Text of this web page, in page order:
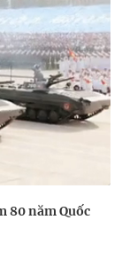
80 năm Quốc